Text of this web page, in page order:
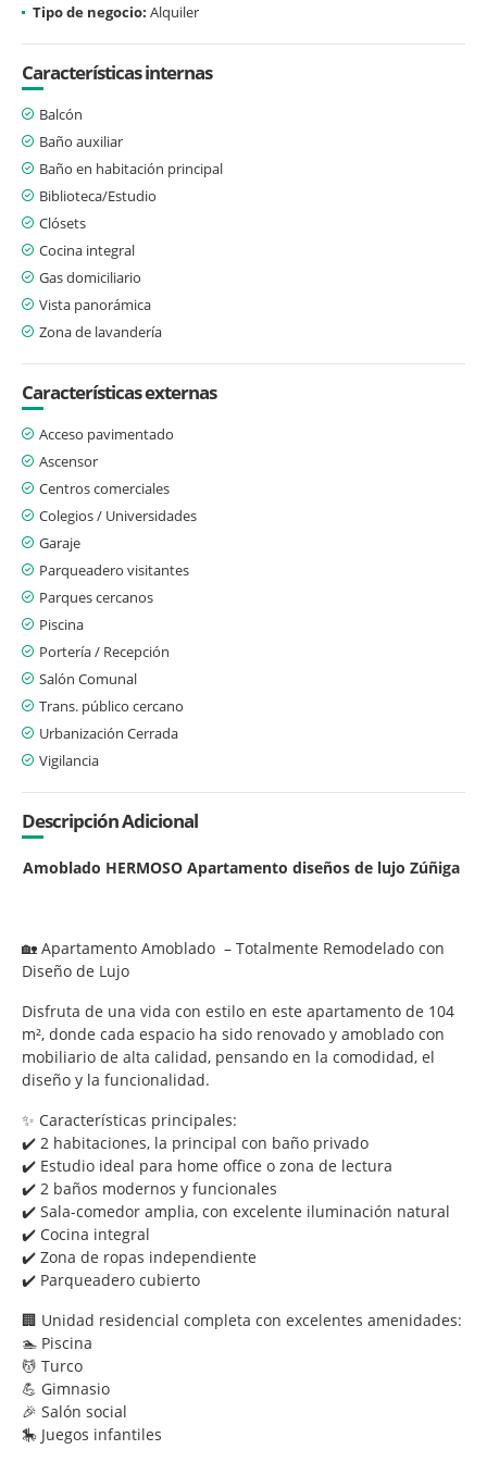
Tipo de negocio: Alquiler
Características internas
Balcón
Baño auxiliar
Baño en habitación principal
Biblioteca/Estudio
Clósets
Cocina integral
Gas domiciliario
Vista panorámica
Zona de lavandería
Características externas
Acceso pavimentado
Ascensor
Centros comerciales
Colegios / Universidades
Garaje
Parqueadero visitantes
Parques cercanos
Piscina
Portería / Recepción
Salón Comunal
Trans. público cercano
Urbanización Cerrada
Vigilancia
Descripción Adicional
Amoblado HERMOSO Apartamento diseños de lujo Zúñiga
🏡 Apartamento Amoblado – Totalmente Remodelado con
Diseño de Lujo
Disfruta de una vida con estilo en este apartamento de 104
m², donde cada espacio ha sido renovado y amoblado con
mobiliario de alta calidad, pensando en la comodidad, el
diseño y la funcionalidad.
✨ Características principales:
✔️ 2 habitaciones, la principal con baño privado
✔️ Estudio ideal para home office o zona de lectura
✔️ 2 baños modernos y funcionales
✔️ Sala-comedor amplia, con excelente iluminación natural
✔️ Cocina integral
✔️ Zona de ropas independiente
✔️ Parqueadero cubierto
🏢 Unidad residencial completa con excelentes amenidades:
🏊 Piscina
💆 Turco
💪 Gimnasio
🎉 Salón social
🎠 Juegos infantiles